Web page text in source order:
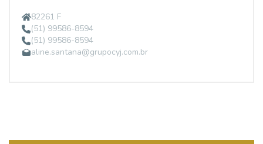
82261 F
(51) 99586-8594
(51) 99586-8594
aline.santana@grupocyj.com.br